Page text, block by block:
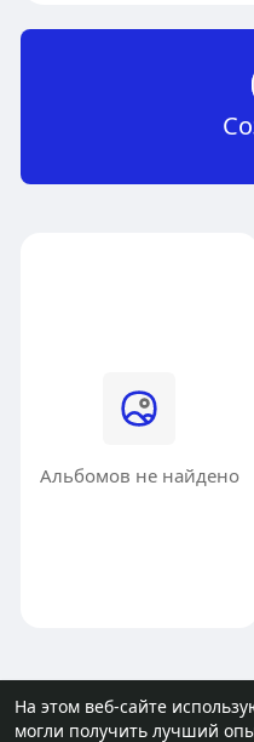
На этом веб-сайте
могли получить лучший
Альбомов не найдено
© 2026